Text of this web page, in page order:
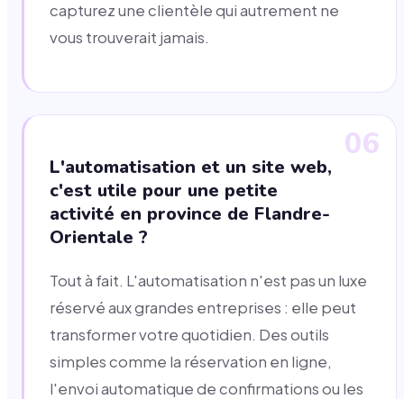
capturez une clientèle qui autrement ne
vous trouverait jamais.
06
L'automatisation et un site web,
c'est utile pour une petite
activité en province de Flandre-
Orientale ?
Tout à fait. L'automatisation n'est pas un luxe
réservé aux grandes entreprises : elle peut
transformer votre quotidien. Des outils
simples comme la réservation en ligne,
l'envoi automatique de confirmations ou les